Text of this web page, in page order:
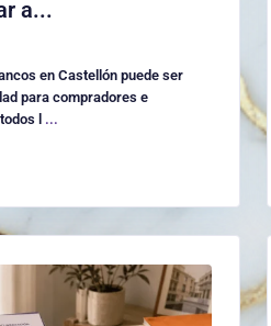
a...
en Castellón puede ser
para compradores e
l ...